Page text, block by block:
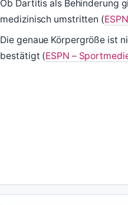
Ob Dartitis als Behinderung
medizinisch umstritten (
Die genaue Körpergröße ist
bestätigt (ESPN –